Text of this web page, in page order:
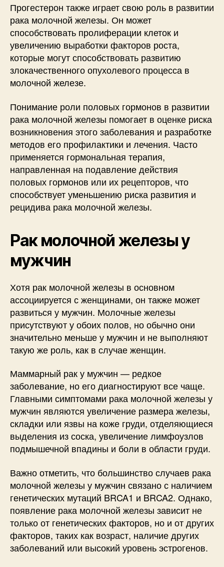
Прогестерон также играет свою роль в развитии
рака молочной железы. Он может
способствовать пролиферации клеток и
увеличению выработки факторов роста,
которые могут способствовать развитию
злокачественного опухолевого процесса в
молочной железе.
Понимание роли половых гормонов в развитии
рака молочной железы помогает в оценке риска
возникновения этого заболевания и разработке
методов его профилактики и лечения. Часто
применяется гормональная терапия,
направленная на подавление действия
половых гормонов или их рецепторов, что
способствует уменьшению риска развития и
рецидива рака молочной железы.
Рак молочной железы у
мужчин
Хотя рак молочной железы в основном
ассоциируется с женщинами, он также может
развиться у мужчин. Молочные железы
присутствуют у обоих полов, но обычно они
значительно меньше у мужчин и не выполняют
такую же роль, как в случае женщин.
Маммарный рак у мужчин — редкое
заболевание, но его диагностируют все чаще.
Главными симптомами рака молочной железы у
мужчин являются увеличение размера железы,
складки или язвы на коже груди, отделяющиеся
выделения из соска, увеличение лимфоузлов
подмышечной впадины и боли в области груди.
Важно отметить, что большинство случаев рака
молочной железы у мужчин связано с наличием
генетических мутаций BRCA1 и BRCA2. Однако,
появление рака молочной железы зависит не
только от генетических факторов, но и от других
факторов, таких как возраст, наличие других
заболеваний или высокий уровень эстрогенов.